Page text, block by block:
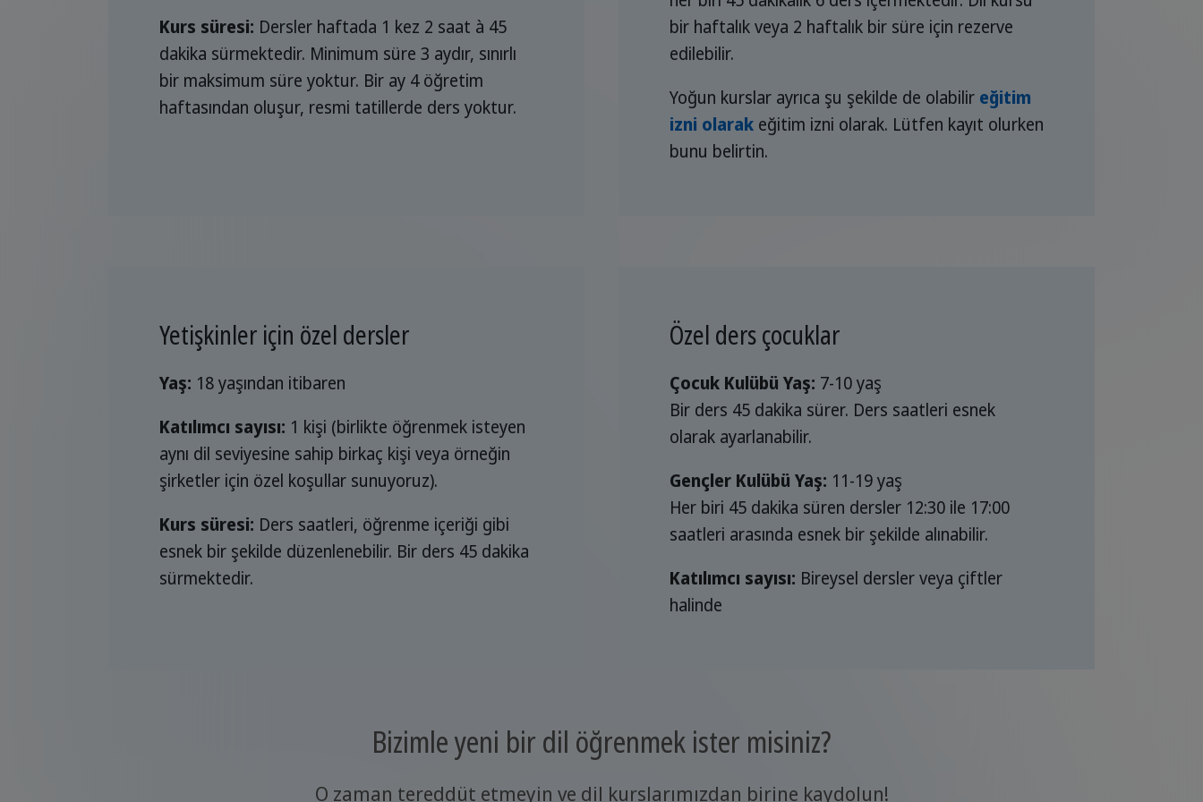
Kurs süresi: Dersler haftada 1 kez 2 saat à 45
dakika sürmektedir. Minimum süre 3 aydır, sınırlı
bir maksimum süre yoktur. Bir ay 4 öğretim
haftasından oluşur, resmi tatillerde ders yoktur.
bir haftalık veya 2 haftalık bir süre için rezerve
edilebilir.
Yoğun kurslar ayrıca şu şekilde de olabilir eğitim
izni olarak eğitim izni olarak. Lütfen kayıt olurken
bunu belirtin.
Yetişkinler için özel dersler
Yaş: 18 yaşından itibaren
Katılımcı sayısı: 1 kişi (birlikte öğrenmek isteyen
aynı dil seviyesine sahip birkaç kişi veya örneğin
şirketler için özel koşullar sunuyoruz).
Kurs süresi: Ders saatleri, öğrenme içeriği gibi
esnek bir şekilde düzenlenebilir. Bir ders 45 dakika
sürmektedir.
Özel ders çocuklar
Çocuk Kulübü Yaş: 7-10 yaş
Bir ders 45 dakika sürer. Ders saatleri esnek
olarak ayarlanabilir.
Gençler Kulübü Yaş: 11-19 yaş
Her biri 45 dakika süren dersler 12:30 ile 17:00
saatleri arasında esnek bir şekilde alınabilir.
Katılımcı sayısı: Bireysel dersler veya çiftler
halinde
Bizimle yeni bir dil öğrenmek ister misiniz?
O zaman tereddüt etmeyin ve dil kurslarımızdan birine kaydolun!